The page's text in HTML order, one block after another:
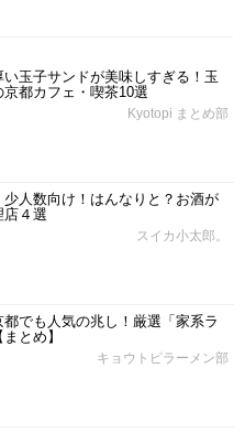
玉子サンドが美味しすぎる！玉
都カフェ・喫茶10選
Kyotopi まとめ部
少人数向け！はんなりと？お酒が
店４選
スイカ小太郎。
都でも人気の兆し！厳選「家系ラ
とめ】
キョウトピラーメン部